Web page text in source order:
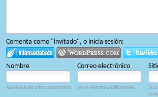
Comenta como "invitado", o inicia sesión:
Nombre Correo electrónico
Aparece junto a tus comentarios. No se muestra públicamente.
Si